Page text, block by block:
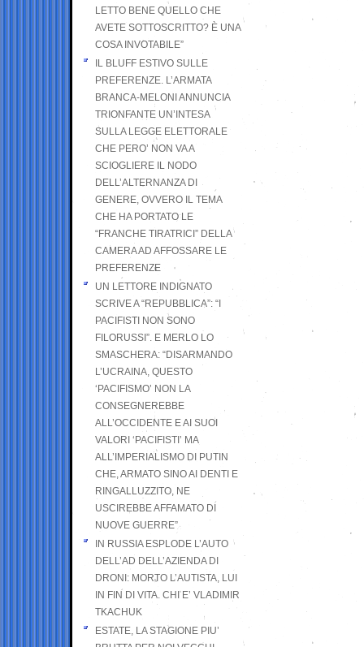
LETTO BENE QUELLO CHE
AVETE SOTTOSCRITTO? È UNA
COSA INVOTABILE”
IL BLUFF ESTIVO SULLE
PREFERENZE. L’ARMATA
BRANCA-MELONI ANNUNCIA
TRIONFANTE UN’INTESA
SULLA LEGGE ELETTORALE
CHE PERO’ NON VA A
SCIOGLIERE IL NODO
DELL’ALTERNANZA DI
GENERE, OVVERO IL TEMA
CHE HA PORTATO LE
“FRANCHE TIRATRICI” DELLA
CAMERA AD AFFOSSARE LE
PREFERENZE
UN LETTORE INDIGNATO
SCRIVE A “REPUBBLICA”: “I
PACIFISTI NON SONO
FILORUSSI”. E MERLO LO
SMASCHERA: “DISARMANDO
L’UCRAINA, QUESTO
‘PACIFISMO’ NON LA
CONSEGNEREBBE
ALL’OCCIDENTE E AI SUOI
VALORI ‘PACIFISTI’ MA
ALL’IMPERIALISMO DI PUTIN
CHE, ARMATO SINO AI DENTI E
RINGALLUZZITO, NE
USCIREBBE AFFAMATO DI
NUOVE GUERRE”
IN RUSSIA ESPLODE L’AUTO
DELL’AD DELL’AZIENDA DI
DRONI: MORTO L’AUTISTA, LUI
IN FIN DI VITA. CHI E’ VLADIMIR
TKACHUK
ESTATE, LA STAGIONE PIU’